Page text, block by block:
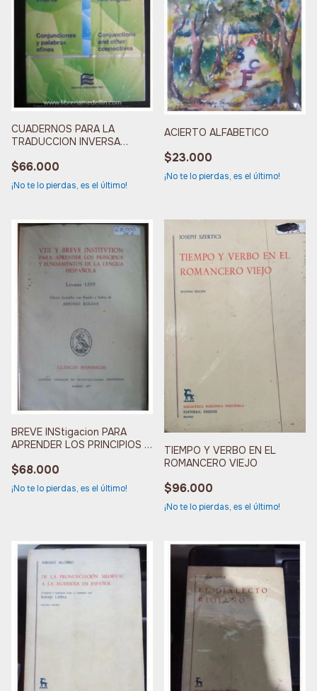
CUADERNOS PARA LA
TRADUCCION INVERSA
$66.000
¡No te lo pierdas, es el último!
ACIERTO ALFABETICO
$23.000
¡No te lo pierdas, es el último!
BREVE INStigacion PARA
APRENDER LOS PRINCIPIOS Y
$68.000
¡No te lo pierdas, es el último!
TIEMPO Y VERBO EN EL
ROMANCERO VIEJO
$96.000
¡No te lo pierdas, es el último!